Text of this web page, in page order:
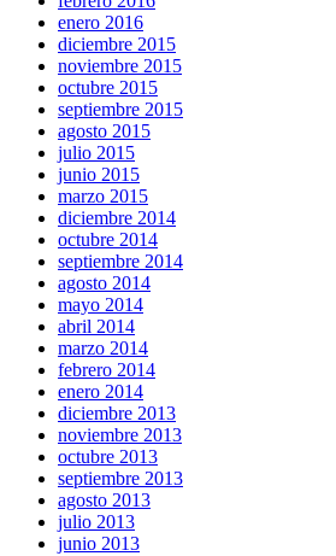
enero 2016
diciembre 2015
noviembre 2015
octubre 2015
septiembre 2015
agosto 2015
julio 2015
junio 2015
marzo 2015
diciembre 2014
octubre 2014
septiembre 2014
agosto 2014
mayo 2014
abril 2014
marzo 2014
febrero 2014
enero 2014
diciembre 2013
noviembre 2013
octubre 2013
septiembre 2013
agosto 2013
julio 2013
junio 2013